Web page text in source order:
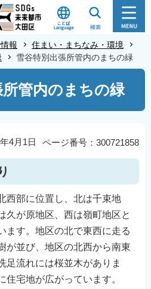
報
住まい・まちなみ・環境
雪谷特別出張所管内のまちの緑
管内のまちの緑
ページ番号：300721858
4月1日
西部に位置し、北は千束地
久が原地区、西は嶺町地区と
ます。地区の北で東西に走る
が並び、地区の北西から南東
足流れには桜並木がありま
住宅地が広がっています。